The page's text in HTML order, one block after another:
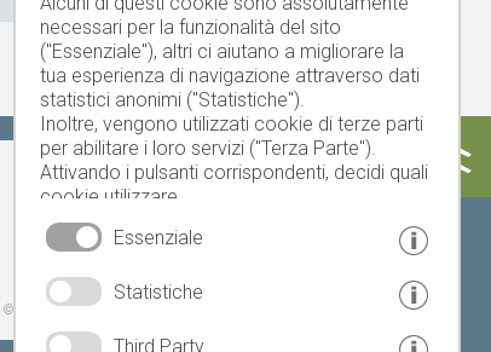
Oggi Domani lunedì
© Servizio meteo provinciale
necessari per la funzionalità del sito
("Essenziale"), altri ci aiutano a migliorare la
tua esperienza di navigazione attraverso dati
statistici anonimi ("Statistiche").
Inoltre, vengono utilizzati cookie di terze parti
per abilitare i loro servizi ("Terza Parte").
Attivando i pulsanti corrispondenti, decidi quali
cookie utilizzare.
Cliccando su "Accetta tutto", "Salva selezione"
o "Rifiuta selezione", dichiari di consentire l'uso
Il tuo consenso Puoi revocarlo in qualsiasi
Essenziale
Statistiche
Third Party